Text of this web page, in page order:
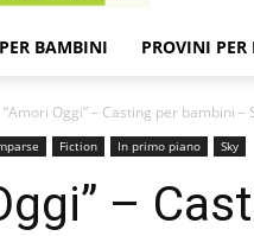
bambini
e BAMBINI PROVINI PER
“Amori Oggi” – Casting per bambini –
Fiction In primo piano Sky
–